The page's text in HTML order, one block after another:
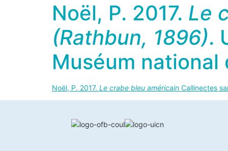
Noël, P. 2017. Le
(Rathbun, 1896).
Muséum national
Noël, P. 2017. Le crabe bleu américain Callinectes